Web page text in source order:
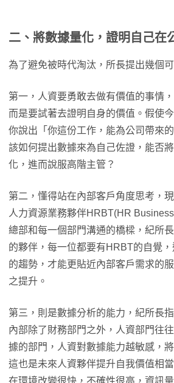
二、將數據量化，證明自己在
為了避免被時代淘汰，所長提出幾個
第一，人資要勇敢去做有價值的事情
而是要試著去證明自身的價值。假使
你說出「你這份工作，能為公司帶來
該如何提出數據來為自己佐證，能否
化，進而說服高階主管？
第二，懂得站在內部客戶角度思考，
人力資源業務夥伴HRBT(HR
總部和每一個部門溝通的橋樑，紀所
的夥伴，每一位都要有HRBT的自覺
的趨勢，才能更貼近內部客戶需求的
之提升。
第三，則是數據分析的能力，紀所長
內部除了財務部門之外，人資部門往
據的部門，人資對數據能力越敏感，
這也是未來人資夥伴提升自我價值相
在環境改變很快，不確性很高，資訊